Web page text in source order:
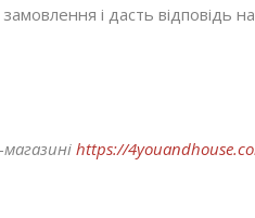
і дасть відповідь
https://